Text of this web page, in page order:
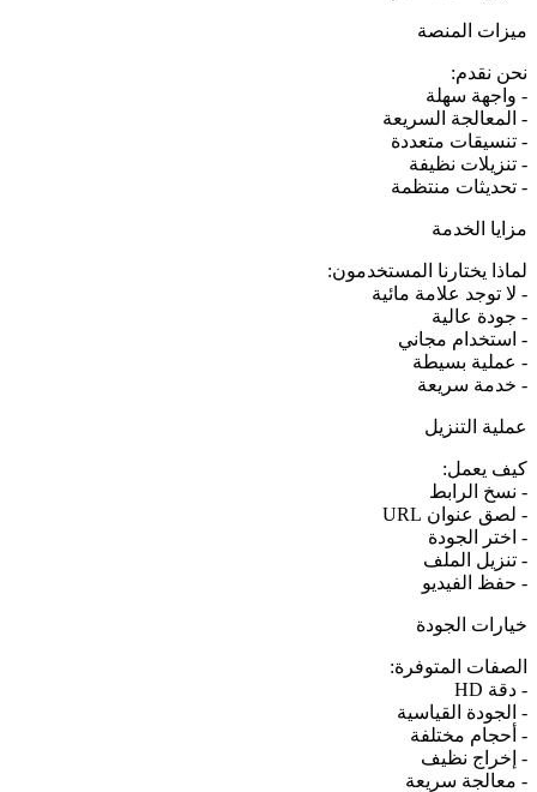
ميزات المنصة
نحن نقدم:
- واجهة سهلة
- المعالجة السريعة
- تنسيقات متعددة
- تنزيلات نظيفة
- تحديثات منتظمة
مزايا الخدمة
لماذا يختارنا المستخدمون:
- لا توجد علامة مائية
- جودة عالية
- استخدام مجاني
- عملية بسيطة
- خدمة سريعة
عملية التنزيل
كيف يعمل:
- نسخ الرابط
- لصق عنوان URL
- اختر الجودة
- تنزيل الملف
- حفظ الفيديو
خيارات الجودة
الصفات المتوفرة:
- دقة HD
- الجودة القياسية
- أحجام مختلفة
- إخراج نظيف
- معالجة سريعة